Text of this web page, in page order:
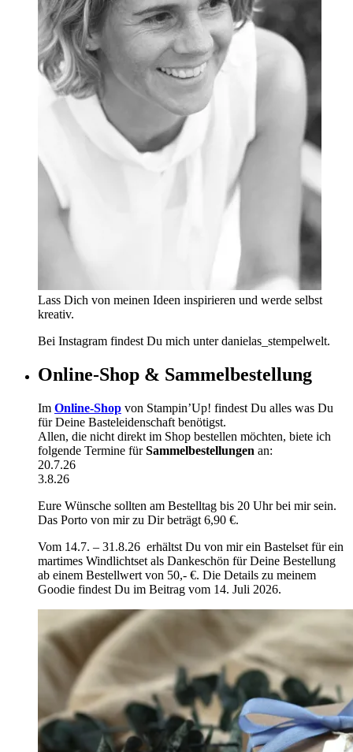
Lass Dich von meinen Ideen inspirieren und werde selbst
kreativ.
Bei Instagram findest Du mich unter danielas_stempelwelt.
Online-Shop & Sammelbestellung
Im Online-Shop von Stampin’Up! findest Du alles was Du
für Deine Basteleidenschaft benötigst.
Allen, die nicht direkt im Shop bestellen möchten, biete ich
folgende Termine fürSammelbestellungen an:
20.7.26
3.8.26
Eure Wünsche sollten am Bestelltag bis 20 Uhr bei mir sein.
Das Porto von mir zu Dir beträgt 6,90 €.
Vom 14.7. – 31.8.26 erhältst Du von mir ein Bastelset für ein
martimes Windlichtset als Dankeschön für Deine Bestellung
ab einem Bestellwert von 50,- €. Die Details zu meinem
Goodie findest Du im Beitrag vom 14. Juli 2026.